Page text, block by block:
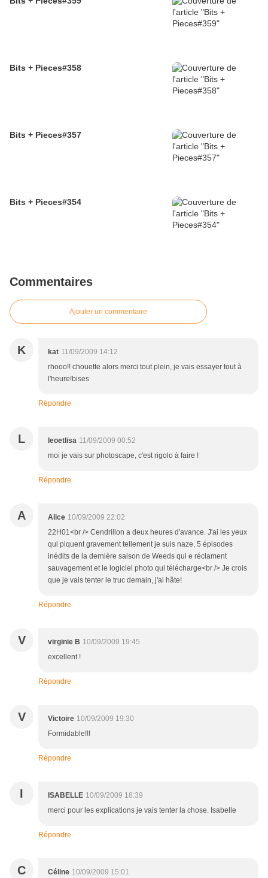
Bits + Pieces#358
Bits + Pieces#357
Bits + Pieces#354
Commentaires
Ajouter un commentaire
K kat 11/09/2009 14:12
rhooo!! chouette alors merci tout plein, je vais essayer tout à
l'heure!bises
Répondre
L leoetlisa 11/09/2009 00:52
moi je vais sur photoscape, c'est rigolo à faire !
Répondre
A Alice 10/09/2009 22:02
22H01<br /> Cendrillon a deux heures d'avance. J'ai les yeux
qui piquent gravement tellement je suis naze, 5 épisodes
inédits de la dernière saison de Weeds qui e réclament
sauvagement et le logiciel photo qui télécharge<br /> Je crois
que je vais tenter le truc demain, j'ai hâte!
Répondre
V virginie B 10/09/2009 19:45
excellent !
Répondre
V Victoire 10/09/2009 19:30
Formidable!!!
Répondre
I ISABELLE 10/09/2009 18:39
merci pour les explications je vais tenter la chose. Isabelle
Répondre
C Céline 10/09/2009 15:01